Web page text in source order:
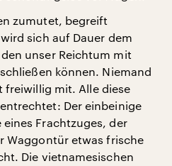
zumutet, begreift
sich auf Dauer dem
unser Reichtum mit
können. Niemand
freiwillig mit. Alle diese
Der einbeinige
Frachtzuges, der
Waggontür etwas frische
Die vietnamesischen